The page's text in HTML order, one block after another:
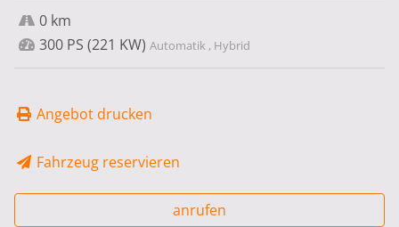
0 km
300 PS (221 KW) Automatik , Hybrid
Angebot drucken
Fahrzeug reservieren
anrufen